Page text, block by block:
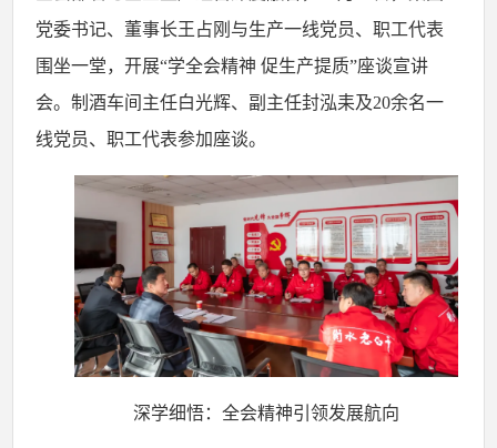
党委书记、董事长王占刚与生产一线党员、职工代表
围坐一堂，开展“学全会精神 促生产提质”座谈宣讲
会。制酒车间主任白光辉、副主任封泓耒及20余名一
线党员、职工代表参加座谈。
深学细悟：全会精神引领发展航向